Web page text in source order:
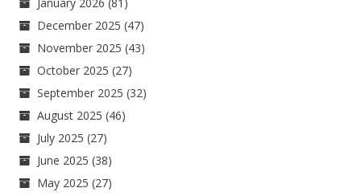
December 2025 (47)
November 2025 (43)
October 2025 (27)
September 2025 (32)
August 2025 (46)
July 2025 (27)
June 2025 (38)
May 2025 (27)